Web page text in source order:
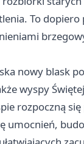
To
nowy blask
wyspy
rozpoczną
umocnień,